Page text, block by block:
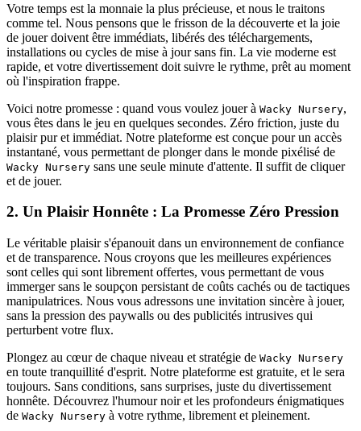
Votre temps est la monnaie la plus précieuse, et nous le traitons
comme tel. Nous pensons que le frisson de la découverte et la joie
de jouer doivent être immédiats, libérés des téléchargements,
installations ou cycles de mise à jour sans fin. La vie moderne est
rapide, et votre divertissement doit suivre le rythme, prêt au moment
où l'inspiration frappe.
Voici notre promesse : quand vous voulez jouer à Wacky Nursery,
vous êtes dans le jeu en quelques secondes. Zéro friction, juste du
plaisir pur et immédiat. Notre plateforme est conçue pour un accès
instantané, vous permettant de plonger dans le monde pixélisé de
Wacky Nursery sans une seule minute d'attente. Il suffit de cliquer
et de jouer.
2. Un Plaisir Honnête : La Promesse Zéro Pression
Le véritable plaisir s'épanouit dans un environnement de confiance
et de transparence. Nous croyons que les meilleures expériences
sont celles qui sont librement offertes, vous permettant de vous
immerger sans le soupçon persistant de coûts cachés ou de tactiques
manipulatrices. Nous vous adressons une invitation sincère à jouer,
sans la pression des paywalls ou des publicités intrusives qui
perturbent votre flux.
Plongez au cœur de chaque niveau et stratégie de Wacky Nursery
en toute tranquillité d'esprit. Notre plateforme est gratuite, et le sera
toujours. Sans conditions, sans surprises, juste du divertissement
honnête. Découvrez l'humour noir et les profondeurs énigmatiques
de Wacky Nursery à votre rythme, librement et pleinement.